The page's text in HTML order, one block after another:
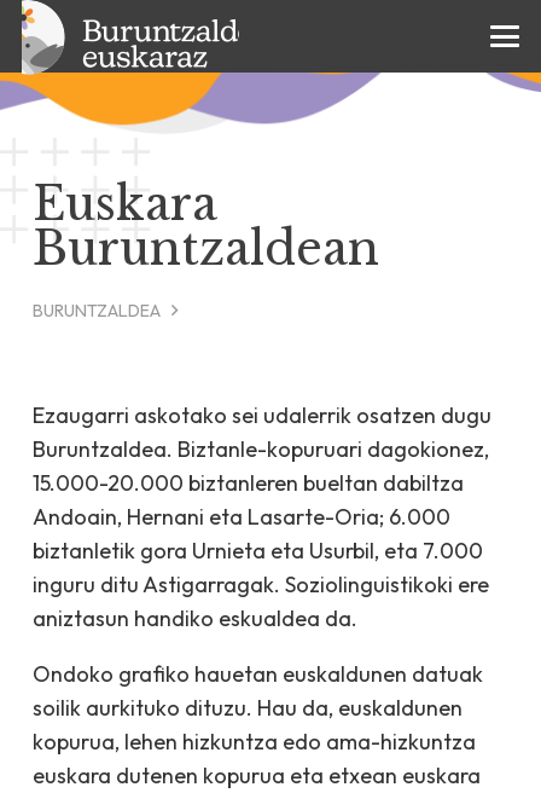
Euskara
Buruntzaldean
BURUNTZALDEA
Ezaugarri askotako sei udalerrik osatzen dugu
Buruntzaldea. Biztanle-kopuruari dagokionez,
15.000-20.000 biztanleren bueltan dabiltza
Andoain, Hernani eta Lasarte-Oria; 6.000
biztanletik gora Urnieta eta Usurbil, eta 7.000
inguru ditu Astigarragak. Soziolinguistikoki ere
aniztasun handiko eskualdea da.
Ondoko grafiko hauetan euskaldunen datuak
soilik aurkituko dituzu. Hau da, euskaldunen
kopurua, lehen hizkuntza edo ama-hizkuntza
euskara dutenen kopurua eta etxean euskara